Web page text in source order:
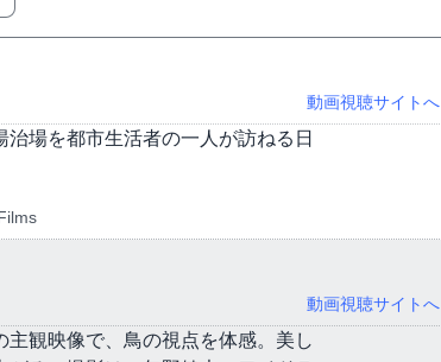
動画視聴サイトへ
場を都市生活者の一人が訪ねる日
動画視聴サイトへ
観映像で、鳥の視点を体感。美し